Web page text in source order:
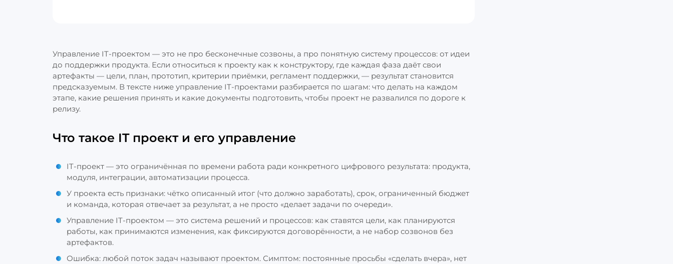
Управление IT‑проектом — это не про бесконечные созвоны, а про понятную систему процессов: от идеи
до поддержки продукта. Если относиться к проекту как к конструктору, где каждая фаза даёт свои
артефакты — цели, план, прототип, критерии приёмки, регламент поддержки, — результат становится
предсказуемым. В тексте ниже управление IT‑проектами разбирается по шагам: что делать на каждом
этапе, какие решения принять и какие документы подготовить, чтобы проект не развалился по дороге к
релизу.
Что такое IT проект и его управление
IT‑проект — это ограничённая по времени работа ради конкретного цифрового результата: продукта,
модуля, интеграции, автоматизации процесса.
У проекта есть признаки: чётко описанный итог (что должно заработать), срок, ограниченный бюджет
и команда, которая отвечает за результат, а не просто «делает задачи по очереди».
Управление IT‑проектом — это система решений и процессов: как ставятся цели, как планируются
работы, как принимаются изменения, как фиксируются договорённости, а не набор созвонов без
артефактов.
Ошибка: любой поток задач называют проектом. Симптом: постоянные просьбы «сделать вчера», нет